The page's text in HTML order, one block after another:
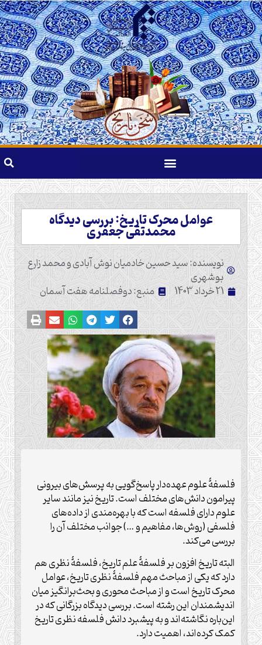
عوامل محرک تاریخ: بررسی دیدگاه
محمدتقی جعفری
نویسنده: سید حسین خادمیان نوش آبادی و محمد زارع
بوشهری
21 خرداد 1403 منبع: دوفصلنامه هفت آسمان
فلسفۀ علوم عهده‌دار پاسخ‌گویی به پرسش‌های بیرونی
پیرامون دانش‌های مختلف است. تاریخ نیز مانند سایر
علوم دارای فلسفه است که با بهره‌مندی از داده‌های
فلسفی (روش‌ها، مفاهیم و …) جوانب مختلف آن را
بررسی می‌کند.
البته تاریخ افزون بر فلسفۀ علم تاریخ، فلسفۀ نظری هم
دارد که یکی از مباحث مهم فلسفۀ نظری تاریخ، عوامل
محرک تاریخ است و از مباحث محوری و بحث‌برانگیز میان
اندیشمندان این رشته است. بررسی دیدگاه بزرگانی که در
این‌باره نگاشته‌اند و به پیشبرد دانش فلسفه نظری تاریخ
کمک کرده‌اند، اهمیت دارد.